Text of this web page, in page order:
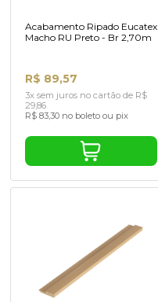
Acabamento Ripado Eucatex
Macho RU Preto - Br 2,70m
R$ 89,57
3x sem juros no cartão de R$
29,86
R$ 83,30 no boleto ou pix